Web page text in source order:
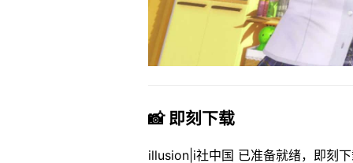
📸 即刻下载
illusion|i社中国 已准备就绪，即刻